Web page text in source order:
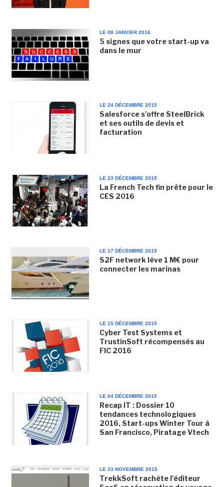
LE 08 JANVIER 2016
5 signes que votre start-up va
dans le mur
LE 24 DÉCEMBRE 2015
Salesforce s'offre SteelBrick
et ses outils de devis et
facturation
LE 23 DÉCEMBRE 2015
La French Tech fin prête pour le
CES 2016
LE 17 DÉCEMBRE 2015
S2F network lève 1 M€ pour
connecter les marinas
LE 15 DÉCEMBRE 2015
Cyber Test Systems et
TrustinSoft récompensés au
FIC 2016
LE 04 DÉCEMBRE 2015
Recap IT : Dossier 10
tendances technologiques
2016, Start-ups Winter Tour à
San Francisco, Piratage Vtech
LE 23 NOVEMBRE 2015
TrekkSoft rachète l'éditeur